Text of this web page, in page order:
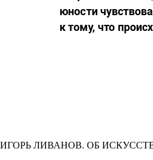
ИГОРЬ ЛИВАНОВ. ОБ